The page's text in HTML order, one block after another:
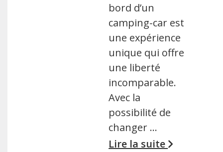
bord d’un
camping-car est
une expérience
unique qui offre
une liberté
incomparable.
Avec la
possibilité de
changer …
Lire la suite